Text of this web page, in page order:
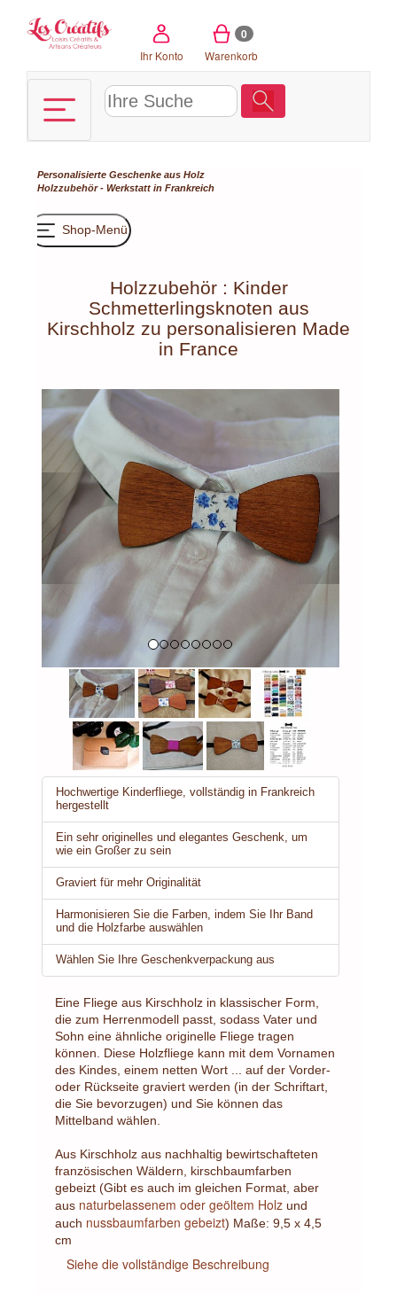
Ihr Konto
0
Warenkorb
Personalisierte Geschenke aus Holz
Holzzubehör - Werkstatt in Frankreich
Shop-Menü
Holzzubehör : Kinder
Schmetterlingsknoten aus
Kirschholz zu personalisieren Made
in France
Previous Next
Hochwertige Kinderfliege, vollständig in Frankreich
hergestellt
Ein sehr originelles und elegantes Geschenk, um
wie ein Großer zu sein
Graviert für mehr Originalität
Harmonisieren Sie die Farben, indem Sie Ihr Band
und die Holzfarbe auswählen
Wählen Sie Ihre Geschenkverpackung aus
Eine Fliege aus Kirschholz in klassischer Form,
die zum Herrenmodell passt, sodass Vater und
Sohn eine ähnliche originelle Fliege tragen
können. Diese Holzfliege kann mit dem Vornamen
des Kindes, einem netten Wort ... auf der Vorder-
oder Rückseite graviert werden (in der Schriftart,
die Sie bevorzugen) und Sie können das
Mittelband wählen.
Aus Kirschholz aus nachhaltig bewirtschafteten
französischen Wäldern, kirschbaumfarben
gebeizt (Gibt es auch im gleichen Format, aber
aus naturbelassenem oder geöltem Holz und
auch nussbaumfarben gebeizt) Maße: 9,5 x 4,5
cm
Siehe die vollständige Beschreibung